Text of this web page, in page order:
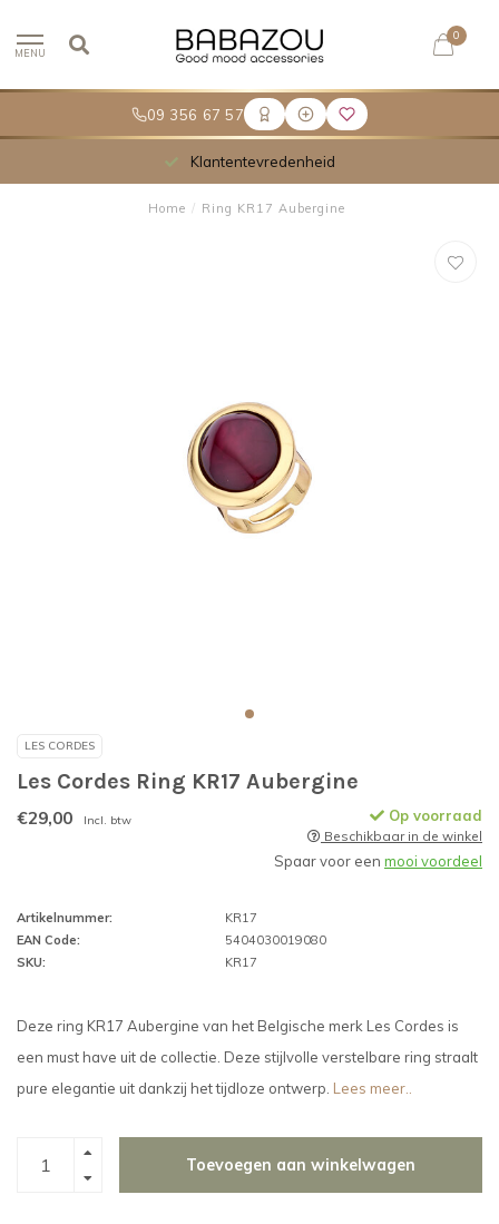
09 356 67 57
MENU
0
Klantentevredenheid
Home / Ring KR17 Aubergine
LES CORDES
Les Cordes Ring KR17 Aubergine
€29,00 Incl. btw Op voorraad
Beschikbaar in de winkel
Spaar voor een mooi voordeel
Artikelnummer:
KR17
EAN Code:
5404030019080
SKU:
KR17
Deze ring KR17 Aubergine van het Belgische merk Les Cordes is
een must have uit de collectie. Deze stijlvolle verstelbare ring straalt
pure elegantie uit dankzij het tijdloze ontwerp. Lees meer..
Toevoegen aan winkelwagen